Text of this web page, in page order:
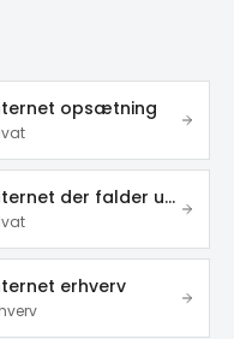
opsætning
Internet der falder ud
erhverv